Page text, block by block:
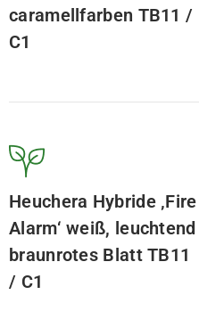
caramellfarben TB11 /
C1
Heuchera Hybride ‚Fire
Alarm‘ weiß, leuchtend
braunrotes Blatt TB11
/ C1